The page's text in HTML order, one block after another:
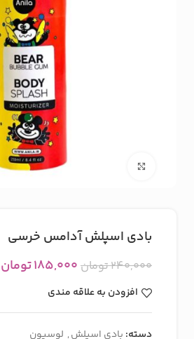
بزرگنمایی تصویر
بادی اسپلش آدامس خرسی
۲۴۰,۰۰۰تومان ۱۸۵,۰۰۰تومان
افزودن به علاقه مندی
دسته: بادی اسپلش, لوسیون